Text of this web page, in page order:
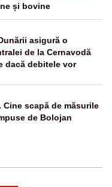
și bovine
asigură o
de la Cernavodă
dacă debitele vor
Cine scapă de măsurile
de Bolojan